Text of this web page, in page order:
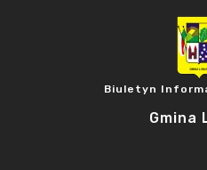
Biuletyn
Gmina